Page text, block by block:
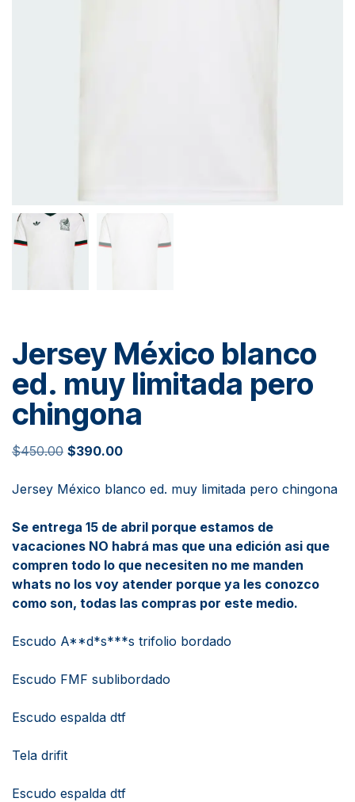
Jersey México blanco
ed. muy limitada pero
chingona
$450.00 $390.00
Jersey México blanco ed. muy limitada pero chingona
Se entrega 15 de abril porque estamos de
vacaciones NO habrá mas que una edición asi que
compren todo lo que necesiten no me manden
whats no los voy atender porque ya les conozco
como son, todas las compras por este medio.
Escudo A**d*s***s trifolio bordado
Escudo FMF sublibordado
Escudo espalda dtf
Tela drifit
Escudo espalda dtf